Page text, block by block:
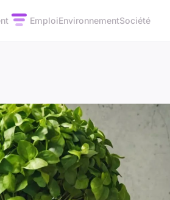
EmploiEnvironnementSociété